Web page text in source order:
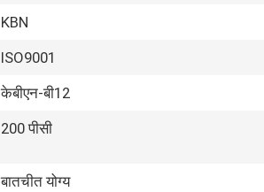
KBN
ISO9001
केबीएन-बी12
200 पीसी
बातचीत योग्य